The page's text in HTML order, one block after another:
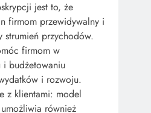
jest to, że
firmom przewidywalny i
strumień przychodów.
firmom w
i budżetowaniu
i rozwoju.
z klientami: model
również